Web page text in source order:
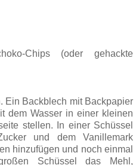
Chips (oder gehackte
Ein Backblech mit Backpapier
dem Wasser in einer kleinen
stellen. In einer Schüssel
und dem Vanillemark
hinzufügen und noch einmal
Schüssel das Mehl,